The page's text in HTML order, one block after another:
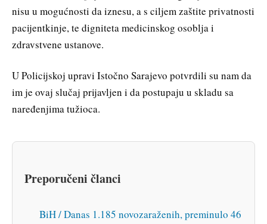
nisu u mogućnosti da iznesu, a s ciljem zaštite privatnosti
pacijentkinje, te digniteta medicinskog osoblja i
zdravstvene ustanove.
U Policijskoj upravi Istočno Sarajevo potvrdili su nam da
im je ovaj slučaj prijavljen i da postupaju u skladu sa
naređenjima tužioca.
Preporučeni članci
BiH / Danas 1.185 novozaraženih, preminulo 46